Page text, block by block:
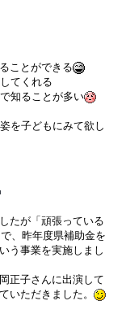
ことができる
てくれる
知ることが多い
を子どもにみて欲し
たが「頑張っている
、昨年度県補助金を
う事業を実施しまし
正子さんに出演して
いただきました。